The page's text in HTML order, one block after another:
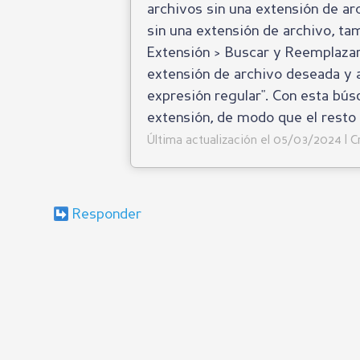
archivos sin una extensión de
sin una extensión de archivo,
Extensión > Buscar y
extensión de archivo deseada
expresión regular". Con esta
extensión, de modo que el
Última actualización el 05/03/2024 |
Responder